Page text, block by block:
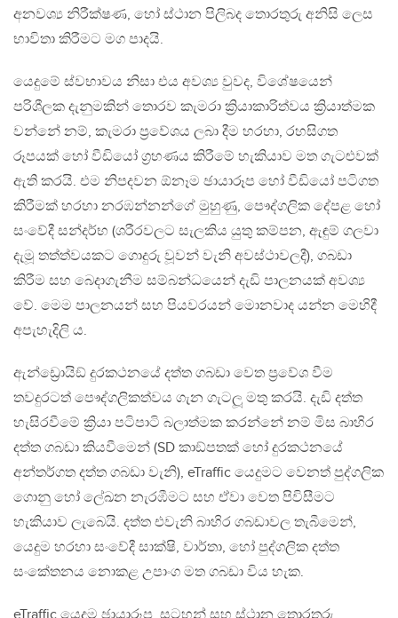
අනවශ්‍ය නිරීක්ෂණ, හෝ ස්ථාන පිලිබද තොරතුරු අනිසි ලෙස
භාවිතා කිරීමට මග පාදයි.
යෙදුමේ ස්වභාවය නිසා එය අවශ්‍ය වුවද, විශේෂයෙන්
පරිශීලක දැනුමකින් තොරව කැමරා ක්‍රියාකාරිත්වය ක්‍රියාත්මක
වන්නේ නම්, කැමරා ප්‍රවේශය ලබා දීම හරහා, රහසිගත
රූපයක් හෝ වීඩියෝ ග්‍රහණය කිරීමේ හැකියාව මත ගැටළුවක්
ඇති කරයි. එම නිපදවන ඕනෑම ඡායාරූප හෝ වීඩියෝ පටිගත
කිරීමක් හරහා නරඹන්නන්ගේ මුහුණු, පෞද්ගලික දේපළ හෝ
සංවේදී සන්දර්භ (ශරීරවලට සැලකිය යුතු කම්පන, ඇඳුම් ගලවා
දැමූ තත්ත්වයකට ගොදුරු වූවන් වැනි අවස්ථාවලදී), ගබඩා
කිරීම සහ බෙදාගැනීම සම්බන්ධයෙන් දැඩි පාලනයක් අවශ්‍ය
වේ. මෙම පාලනයන් සහ පියවරයන් මොනවාද යන්න මෙහිදී
අපැහැදිලි ය.
ඇන්ඩ්‍රොයිඞ් දුරකථනයේ දත්ත ගබඩා වෙත ප්‍රවේශ වීම
තවදුරටත් පෞද්ගලිකත්වය ගැන ගැටලූ මතු කරයි. දැඩි දත්ත
හැසිරවීමේ ක්‍රියා පටිපාටි බලාත්මක කරන්නේ නම් මිස බාහිර
දත්ත ගබඩා කියවීමෙන් (SD කාඞ්පතක් හෝ දුරකථනයේ
අන්තර්ගත දත්ත ගබඩා වැනි), eTraffic යෙදුමට වෙනත් පුද්ගලික
ගොනු හෝ ලේඛන නැරඹීමට සහ ඒවා වෙත පිවිසීමට
හැකියාව ලැබෙයි. දත්ත එවැනි බාහිර ගබඩාවල තැබීමෙන්,
යෙදුම හරහා සංවේදී සාක්ෂි, වාර්තා, හෝ පුද්ගලික දත්ත
සංකේතනය නොකළ උපාංග මත ගබඩා විය හැක.